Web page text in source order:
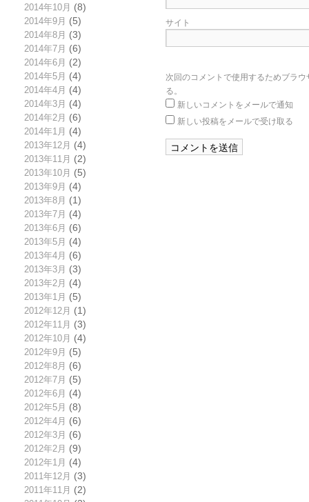
2014年10月 (8)
2014年9月 (5)
2014年8月 (3)
2014年7月 (6)
2014年6月 (2)
2014年5月 (4)
2014年4月 (4)
2014年3月 (4)
2014年2月 (6)
2014年1月 (4)
2013年12月 (4)
2013年11月 (2)
2013年10月 (5)
2013年9月 (4)
2013年8月 (1)
2013年7月 (4)
2013年6月 (6)
2013年5月 (4)
2013年4月 (6)
2013年3月 (3)
2013年2月 (4)
2013年1月 (5)
2012年12月 (1)
2012年11月 (3)
2012年10月 (4)
2012年9月 (5)
2012年8月 (6)
2012年7月 (5)
2012年6月 (4)
2012年5月 (8)
2012年4月 (6)
2012年3月 (6)
2012年2月 (9)
2012年1月 (4)
2011年12月 (3)
2011年11月 (2)
サイト
次回のコメントで使用するためブラ
る。
新しいコメントをメールで通知
新しい投稿をメールで受け取る